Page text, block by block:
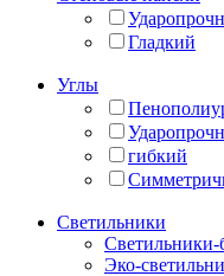
Гладкий
Углы
гибкий
Светильники
Светильники-
Эко-